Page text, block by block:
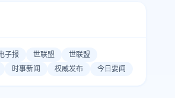
子报 世联盟
世联盟
时事新闻 权威发布 今日要闻